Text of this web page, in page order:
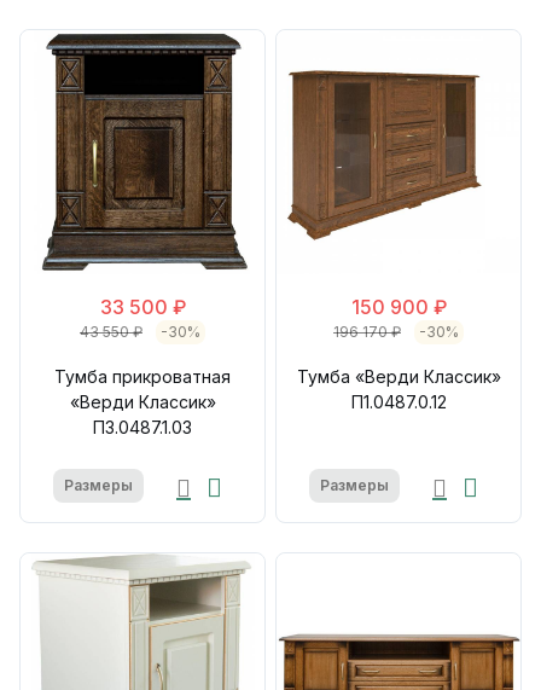
33 500 ₽
43 550 ₽ -30%
Тумба прикроватная
«Верди Классик»
П3.0487.1.03
Размеры
150 900 ₽
196 170 ₽ -30%
Тумба «Верди Классик»
П1.0487.0.12
Размеры